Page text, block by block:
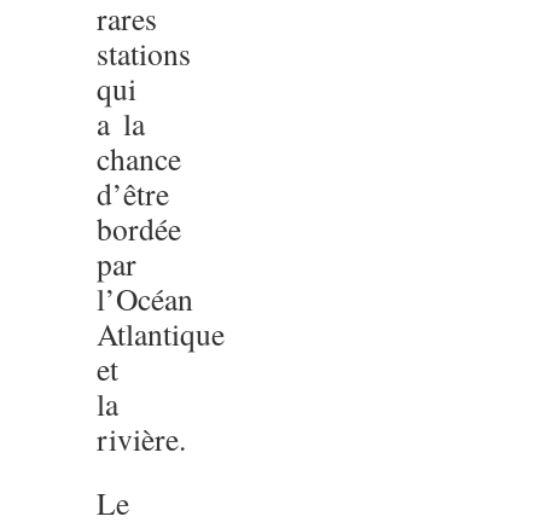
rares
stations
qui
a la
chance
d’être
bordée
par
l’Océan
Atlantique
et
la
rivière.
Le